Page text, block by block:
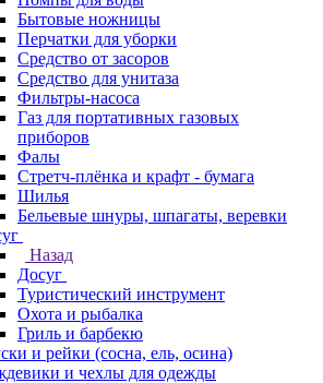
Бытовые ножницы
Перчатки для уборки
Средство от засоров
Средство для унитаза
Фильтры-насоса
Газ для портативных газовых
приборов
Фалы
Стретч-плёнка и крафт - бумага
Шилья
Бельевые шнуры, шпагаты, веревки
Назад
Досуг
Туристический инструмент
Охота и рыбалка
Гриль и барбекю
и рейки (сосна, ель, осина)
и чехлы для одежды